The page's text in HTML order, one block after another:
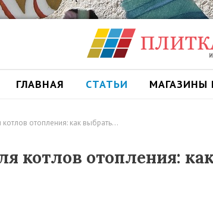
ГЛАВНАЯ СТАТЬИ МАГАЗИНЫ
отопления: как выбрать…
котлов отопления: